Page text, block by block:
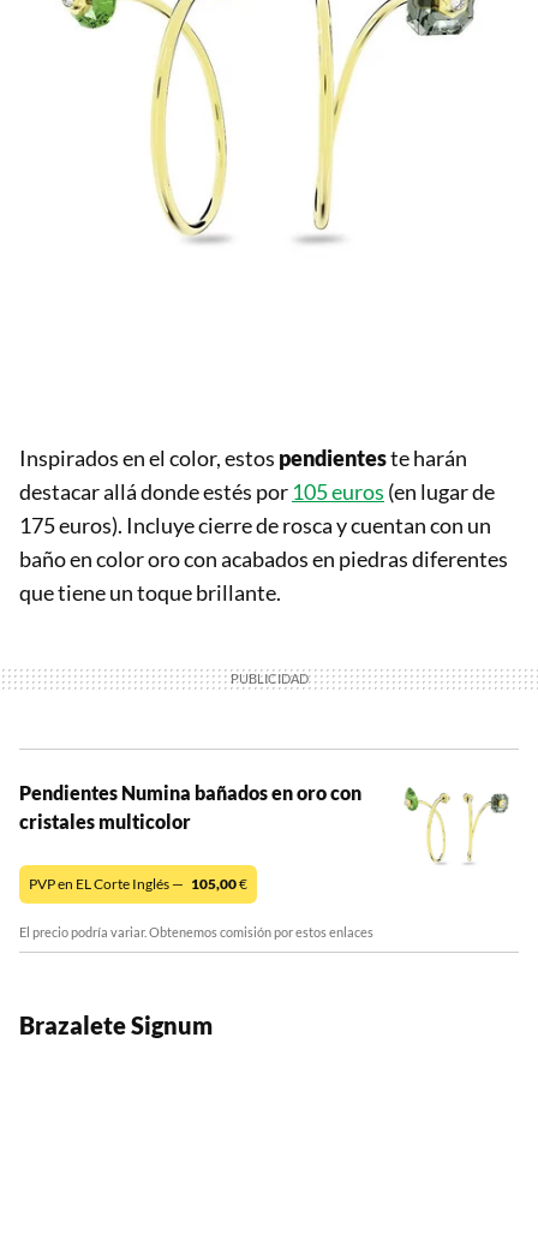
Inspirados en el color, estos pendienteste harán
destacar allá donde estés por 105 euros (en lugar de
175 euros). Incluye cierre de rosca y cuentan con un
baño en color oro con acabados en piedras diferentes
que tiene un toque brillante.
Pendientes Numina bañados en oro con
cristales multicolor
PVP en EL Corte Inglés — 105,00€
El precio podría variar. Obtenemos comisión por estos enlaces
Brazalete Signum